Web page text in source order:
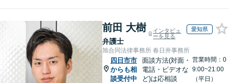
前田 大樹
弁護士
インタビュ
ーを見る
愛知県
旭合同法律事務所 春日井事務所
四日市市
からも相
談受付中
面談方法(対面・
電話・ビデオな
ど)は応相談
営業時間：0
9:00~21:00
（平日）